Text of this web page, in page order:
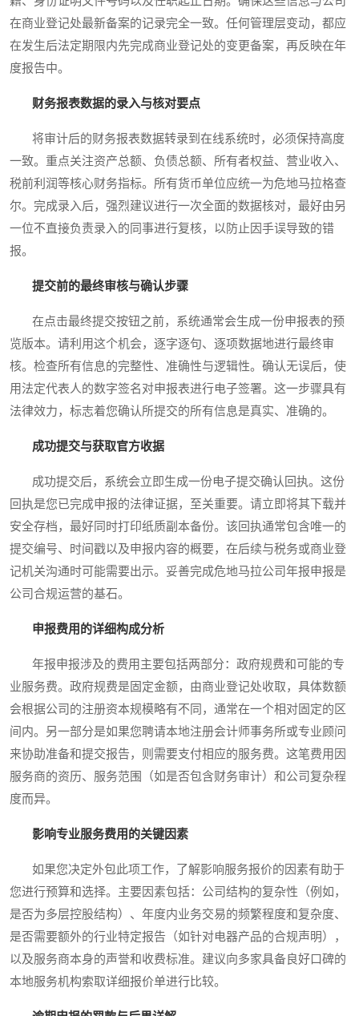
在商业登记处最新备案的记录完全一致。任何管理层变动，都应
在发生后法定期限内先完成商业登记处的变更备案，再反映在年
度报告中。
财务报表数据的录入与核对要点
将审计后的财务报表数据转录到在线系统时，必须保持高度
一致。重点关注资产总额、负债总额、所有者权益、营业收入、
税前利润等核心财务指标。所有货币单位应统一为危地马拉格查
尔。完成录入后，强烈建议进行一次全面的数据核对，最好由另
一位不直接负责录入的同事进行复核，以防止因手误导致的错
报。
提交前的最终审核与确认步骤
在点击最终提交按钮之前，系统通常会生成一份申报表的预
览版本。请利用这个机会，逐字逐句、逐项数据地进行最终审
核。检查所有信息的完整性、准确性与逻辑性。确认无误后，使
用法定代表人的数字签名对申报表进行电子签署。这一步骤具有
法律效力，标志着您确认所提交的所有信息是真实、准确的。
成功提交与获取官方收据
成功提交后，系统会立即生成一份电子提交确认回执。这份
回执是您已完成申报的法律证据，至关重要。请立即将其下载并
安全存档，最好同时打印纸质副本备份。该回执通常包含唯一的
提交编号、时间戳以及申报内容的概要，在后续与税务或商业登
记机关沟通时可能需要出示。妥善完成危地马拉公司年报申报是
公司合规运营的基石。
申报费用的详细构成分析
年报申报涉及的费用主要包括两部分：政府规费和可能的专
业服务费。政府规费是固定金额，由商业登记处收取，具体数额
会根据公司的注册资本规模略有不同，通常在一个相对固定的区
间内。另一部分是如果您聘请本地注册会计师事务所或专业顾问
来协助准备和提交报告，则需要支付相应的服务费。这笔费用因
服务商的资历、服务范围（如是否包含财务审计）和公司复杂程
度而异。
影响专业服务费用的关键因素
如果您决定外包此项工作，了解影响服务报价的因素有助于
您进行预算和选择。主要因素包括：公司结构的复杂性（例如，
是否为多层控股结构）、年度内业务交易的频繁程度和复杂度、
是否需要额外的行业特定报告（如针对电器产品的合规声明），
以及服务商本身的声誉和收费标准。建议向多家具备良好口碑的
本地服务机构索取详细报价单进行比较。